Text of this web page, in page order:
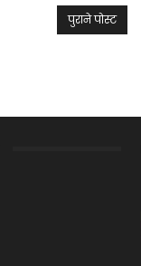
पुराने पोस्ट